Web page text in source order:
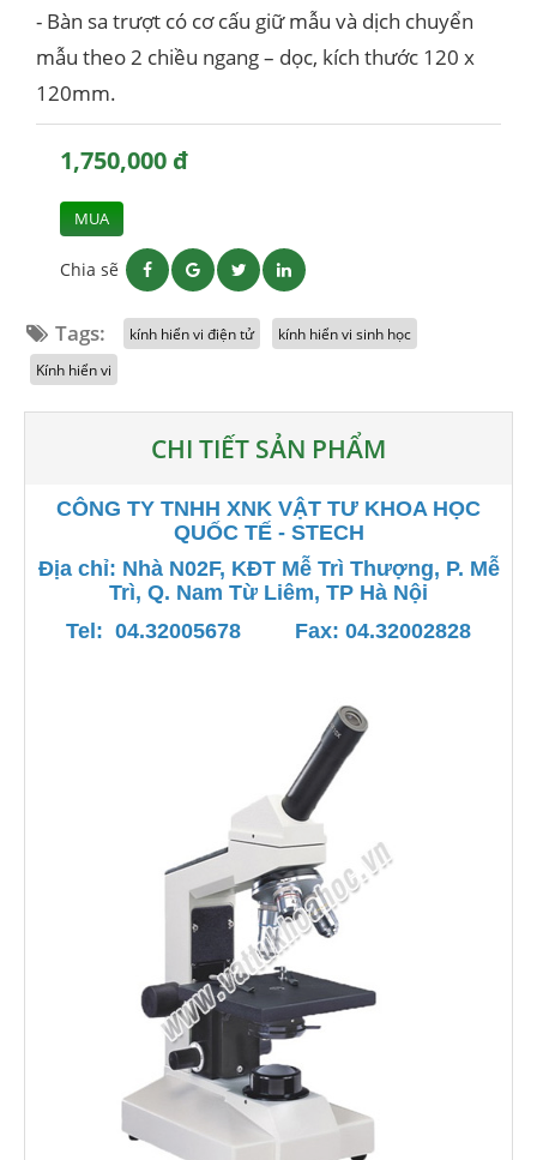
- Bàn sa trượt có cơ cấu giữ mẫu và dịch chuyển
mẫu theo 2 chiều ngang – dọc, kích thước 120 x
120mm.
1,750,000 đ
MUA
Chia sẽ
Tags: kính hiển vi điện tử
kính hiển vi sinh học
Kính hiển vi
CHI TIẾT SẢN PHẨM
CÔNG TY TNHH XNK VẬT TƯ KHOA HỌC
QUỐC TẾ - STECH
Địa chỉ: Nhà N02F, KĐT Mễ Trì Thượng, P. Mễ
Trì, Q. Nam Từ Liêm, TP Hà Nội
Tel: 04.32005678 Fax: 04.32002828